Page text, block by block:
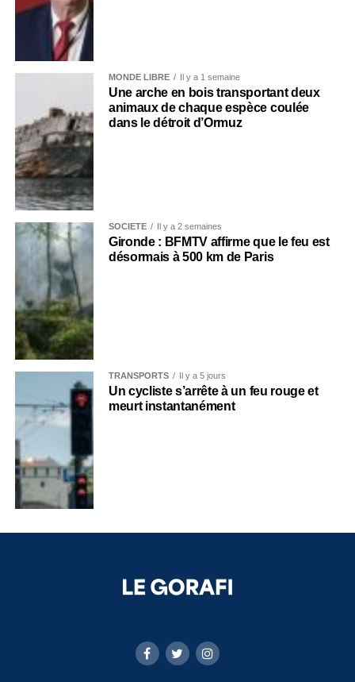
MONDE LIBRE Il y a 1 semaine
Une arche en bois transportant deux
animaux de chaque espèce coulée
dans le détroit d’Ormuz
SOCIÉTÉ Il y a 2 semaines
Gironde : BFMTV affirme que le feu est
désormais à 500 km de Paris
TRANSPORTS Il y a 5 jours
Un cycliste s’arrête à un feu rouge et
meurt instantanément